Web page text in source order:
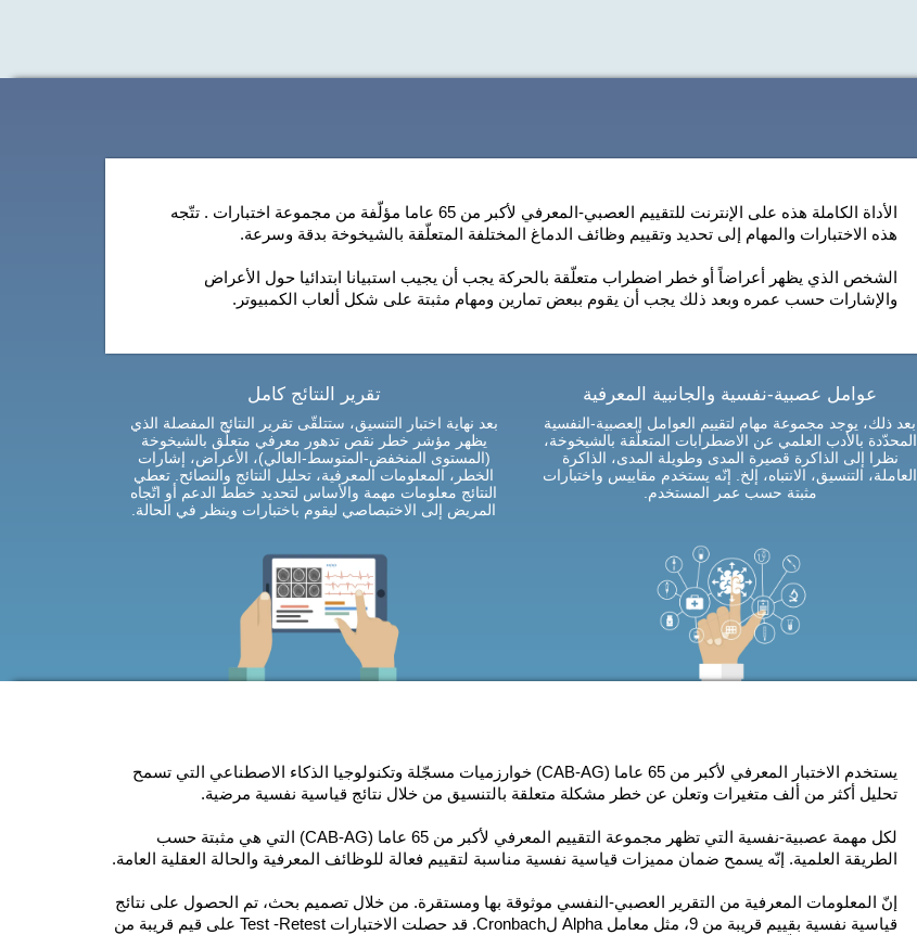
الأداة الكاملة هذه على الإنترنت للتقييم العصبي-المعرفي لأكبر من 65 عاما مؤلّفة من مجموعة اختبارات . تتّجه
هذه الاختبارات والمهام إلى تحديد وتقييم وظائف الدماغ المختلفة المتعلّقة بالشيخوخة بدقة وسرعة.
الشخص الذي يظهر أعراضاً أو خطر اضطراب متعلّقة بالحركة يجب أن يجيب استبيانا ابتدائيا حول الأعراض
والإشارات حسب عمره وبعد ذلك يجب أن يقوم ببعض تمارين ومهام مثبتة على شكل ألعاب الكمبيوتر.
عوامل عصبية-نفسية والجانبية المعرفية
بعد ذلك، يوجد مجموعة مهام لتقييم العوامل العصبية-النفسية
المحدّدة بالأدب العلمي عن الاضطرابات المتعلّقة بالشيخوخة،
نظرا إلى الذاكرة قصيرة المدى وطويلة المدى، الذاكرة
العاملة، التنسيق، الانتباه، إلخ. إنّه يستخدم مقاييس واختبارات
مثبتة حسب عمر المستخدم.
تقرير النتائج كامل
بعد نهاية اختبار التنسيق، ستتلقّى تقرير النتائج المفصلة الذي
يظهر مؤشر خطر نقص تدهور معرفي متعلّق بالشيخوخة
(المستوى المنخفض-المتوسط-العالي)، الأعراض، إشارات
الخطر، المعلومات المعرفية، تحليل النتائج والنصائح. تعطي
النتائج معلومات مهمة والأساس لتحديد خطط الدعم أو اتّجاه
المريض إلى الاختبصاصي ليقوم باختبارات وينظر في الحالة.
يستخدم الاختبار المعرفي لأكبر من 65 عاما (CAB-AG) خوارزميات مسجّلة وتكنولوجيا الذكاء الاصطناعي التي تسمح
تحليل أكثر من ألف متغيرات وتعلن عن خطر مشكلة متعلقة بالتنسيق من خلال نتائج قياسية نفسية مرضية.
لكل مهمة عصبية-نفسية التي تظهر
مجموعة التقييم المعرفي لأكبر من 65 عاما (CAB-AG) التي هي مثبتة حسب
الطريقة العلمية. إنّه يسمح ضمان مميزات قياسية نفسية مناسبة لتقييم فعالة للوظائف المعرفية والحالة العقلية العامة.
إنّ المعلومات المعرفية من التقرير العصبي-النفسي موثوقة بها ومستقرة. من خلال تصميم بحث، تم الحصول على نتائج
قياسية نفسية بقييم قريبة من 9، مثل معامل Alpha لCronbach. قد حصلت الاختبارات Test -Retest على قيم قريبة من